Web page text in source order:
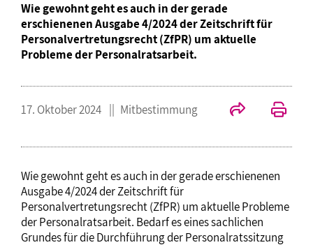
Wie gewohnt geht es auch in der gerade
erschienenen Ausgabe 4/2024 der Zeitschrift für
Personalvertretungsrecht (ZfPR) um aktuelle
Probleme der Personalratsarbeit.
17. Oktober 2024 Mitbestimmung
Wie gewohnt geht es auch in der gerade erschienenen
Ausgabe 4/2024 der Zeitschrift für
Personalvertretungsrecht (ZfPR) um aktuelle Probleme
der Personalratsarbeit. Bedarf es eines sachlichen
Grundes für die Durchführung der Personalratssitzung